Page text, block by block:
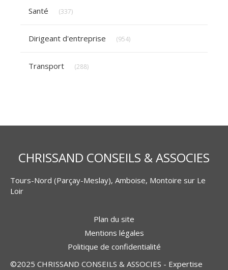
Santé (337)
Dirigeant d'entreprise (954)
Transport (288)
CHRISSAND CONSEILS & ASSOCIES
Tours-Nord (Parçay-Meslay), Amboise, Montoire sur Le
Loir
Plan du site
Mentions légales
Politique de confidentialité
©2025 CHRISSAND CONSEILS & ASSOCIES - Expertise